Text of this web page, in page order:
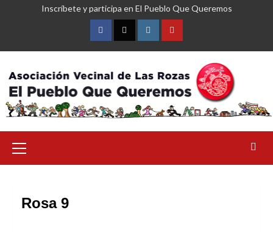
Inscríbete y participa en El Pueblo Que Queremos
FacebookTwitterInstagramYouTube
primario
Rosa 9